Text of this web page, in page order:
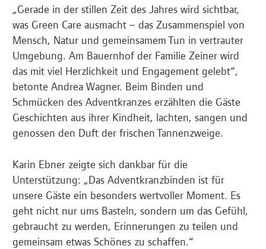
„Gerade in der stillen Zeit des Jahres wird sichtbar,
was Green Care ausmacht – das Zusammenspiel von
Mensch, Natur und gemeinsamem Tun in vertrauter
Umgebung. Am Bauernhof der Familie Zeiner wird
das mit viel Herzlichkeit und Engagement gelebt“,
betonte Andrea Wagner. Beim Binden und
Schmücken des Adventkranzes erzählten die Gäste
Geschichten aus ihrer Kindheit, lachten, sangen und
genossen den Duft der frischen Tannenzweige.
Karin Ebner zeigte sich dankbar für die
Unterstützung: „Das Adventkranzbinden ist für
unsere Gäste ein besonders wertvoller Moment. Es
geht nicht nur ums Basteln, sondern um das Gefühl,
gebraucht zu werden, Erinnerungen zu teilen und
gemeinsam etwas Schönes zu schaffen.“